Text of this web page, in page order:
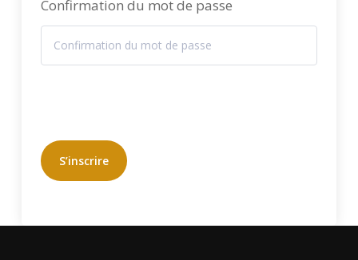
Confirmation du mot de passe
S’inscrire